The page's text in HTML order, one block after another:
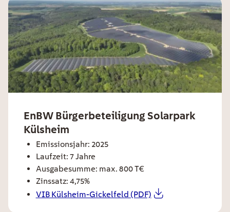
ee card title
EnBW Bürgerbeteiligung Solarpark
Külsheim
ee card text
Emissionsjahr: 2025
Laufzeit: 7 Jahre
Ausgabesumme: max. 800 T€
Zinssatz: 4,75%
VIB Külsheim-Gickelfeld (PDF)